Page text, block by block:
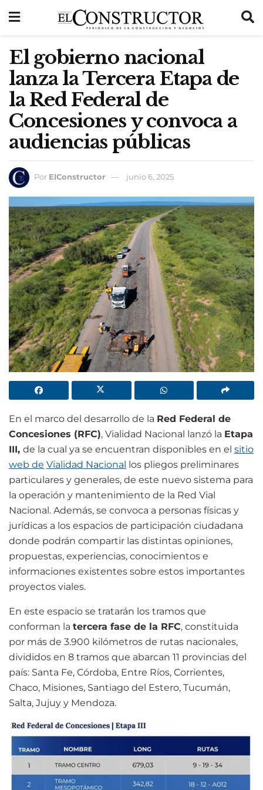
El gobierno nacional
lanza la Tercera Etapa de
la Red Federal de
Concesiones y convoca a
audiencias públicas
Por ElConstructor junio 6, 2025
En el marco del desarrollo de la Red Federal de
Concesiones (RFC), Vialidad Nacional lanzó la Etapa
III, de la cual ya se encuentran disponibles en el sitio
web de Vialidad Nacional los pliegos preliminares
particulares y generales, de este nuevo sistema para
la operación y mantenimiento de la Red Vial
Nacional. Además, se convoca a personas físicas y
jurídicas a los espacios de participación ciudadana
donde podrán compartir las distintas opiniones,
propuestas, experiencias, conocimientos e
informaciones existentes sobre estos importantes
proyectos viales.
En este espacio se tratarán los tramos que
conforman la tercera fase de la RFC, constituida
por más de 3.900 kilómetros de rutas nacionales,
divididos en 8 tramos que abarcan 11 provincias del
país: Santa Fe, Córdoba, Entre Ríos, Corrientes,
Chaco, Misiones, Santiago del Estero, Tucumán,
Salta, Jujuy y Mendoza.